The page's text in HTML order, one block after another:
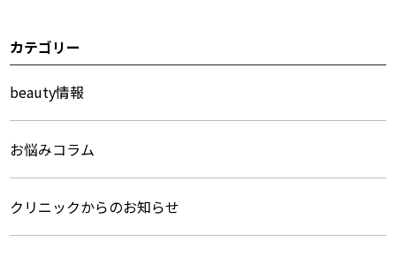
サ
イ
ド
メ
ニ
ュ
カテゴリー
beauty情報
お悩みコラム
クリニックからのお知らせ